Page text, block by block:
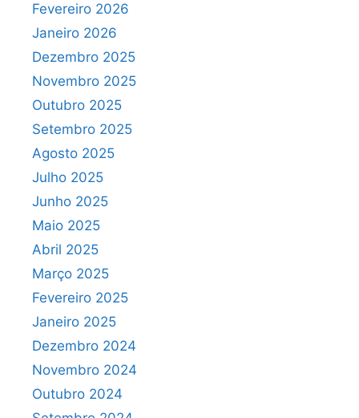
Fevereiro 2026
Janeiro 2026
Dezembro 2025
Novembro 2025
Outubro 2025
Setembro 2025
Agosto 2025
Julho 2025
Junho 2025
Maio 2025
Abril 2025
Março 2025
Fevereiro 2025
Janeiro 2025
Dezembro 2024
Novembro 2024
Outubro 2024